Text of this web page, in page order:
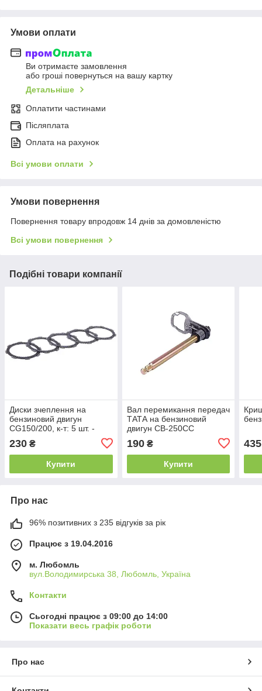
Умови оплати
Ви отримаєте замовлення
або гроші повернуться на вашу картку
Детальніше
Оплатити частинами
Післяплата
Оплата на рахунок
Всі умови оплати
Умови повернення
Повернення товару впродовж 14 днів за домовленістю
Всі умови повернення
Подібні товари компанії
Диски зчеплення на
бензиновий двигун
СG150/200, к-т: 5 шт. -
230 ₴
Купити
Вал перемикання передач
ТАТА на бензиновий
двигун CB-250CC
190₴
Купити
435
Про нас
96% позитивних з 235 відгуків за рік
Працює з 19.04.2016
м. Любомль
вул.Володимирська 38, Любомль, Україна
Контакти
Сьогодні працює з 09:00 до 14:00
Показати весь графік роботи
Про нас